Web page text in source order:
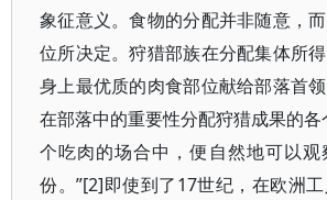
象征意义。食物的分配并非随意，
位所决定。狩猎部族在分配集体所
身上最优质的肉食部位献给部落首
在部落中的重要性分配狩猎成果的各
个吃肉的场合中，便自然地可以观
份。”[2]即使到了17世纪，在欧洲工